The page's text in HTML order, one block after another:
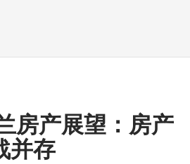
房产展望：房产
并存